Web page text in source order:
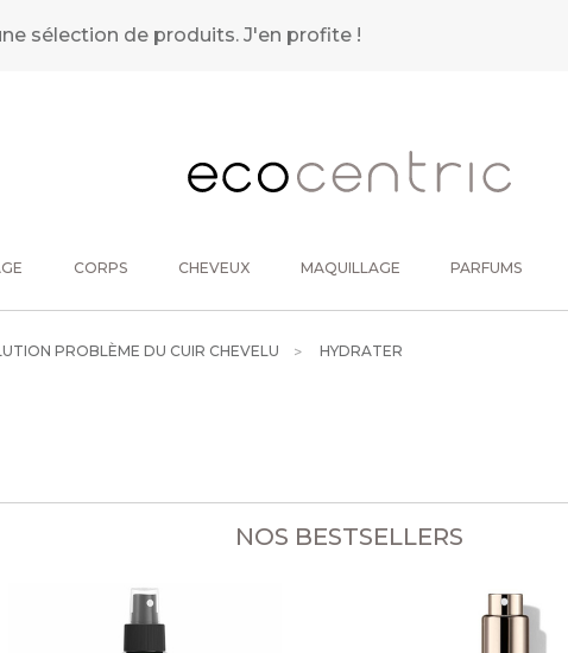
sélection de produits.J'en profite !
CORPS CHEVEUX MAQUILLAGE PARFUMS
PROBLÈME DU CUIR CHEVELU HYDRATER
NOS BESTSELLERS